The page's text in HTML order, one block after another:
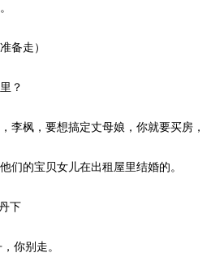
备走）
？
李枫，要想搞定丈母娘，你就要买房，
们的宝贝女儿在出租屋里结婚的。
下
你别走。